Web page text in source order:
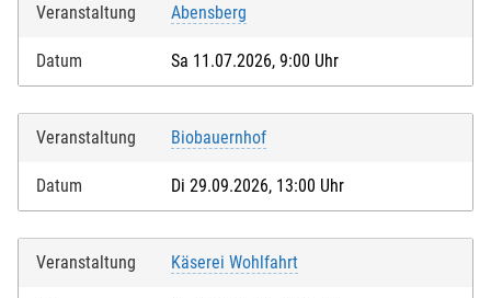
Veranstaltung Abensberg
Datum Sa 11.07.2026, 9:00 Uhr
Veranstaltung Biobauernhof
Datum Di 29.09.2026, 13:00 Uhr
Veranstaltung Käserei Wohlfahrt